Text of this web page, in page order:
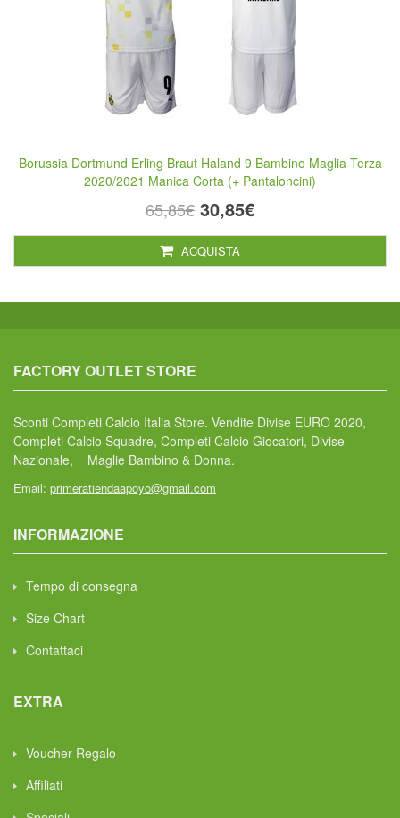
Borussia Dortmund Erling Braut Haland 9 Bambino Maglia Terza
2020/2021 Manica Corta (+ Pantaloncini)
65,85€ 30,85€
ACQUISTA
FACTORY OUTLET STORE
Sconti Completi Calcio Italia Store. Vendite Divise EURO 2020,
Completi Calcio Squadre, Completi Calcio Giocatori, Divise
Nazionale, Maglie Bambino & Donna.
Email: primeratiendaapoyo@gmail.com
INFORMAZIONE
Tempo di consegna
Size Chart
Contattaci
EXTRA
Voucher Regalo
Affiliati